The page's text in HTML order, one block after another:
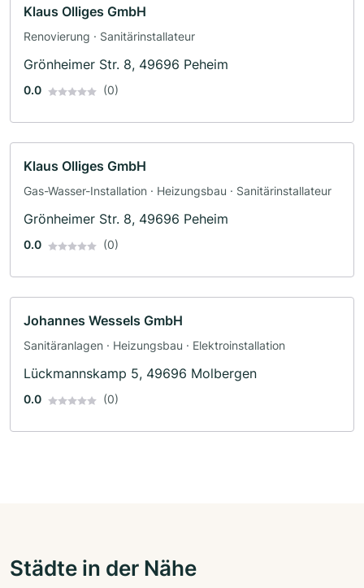
Klaus Olliges GmbH
Renovierung · Sanitärinstallateur
Grönheimer Str. 8, 49696 Peheim
0.0 (0)
Klaus Olliges GmbH
Gas-Wasser-Installation · Heizungsbau · Sanitärinstallateur
Grönheimer Str. 8, 49696 Peheim
0.0 (0)
Johannes Wessels GmbH
Sanitäranlagen · Heizungsbau · Elektroinstallation
Lückmannskamp 5, 49696 Molbergen
0.0 (0)
Städte in der Nähe